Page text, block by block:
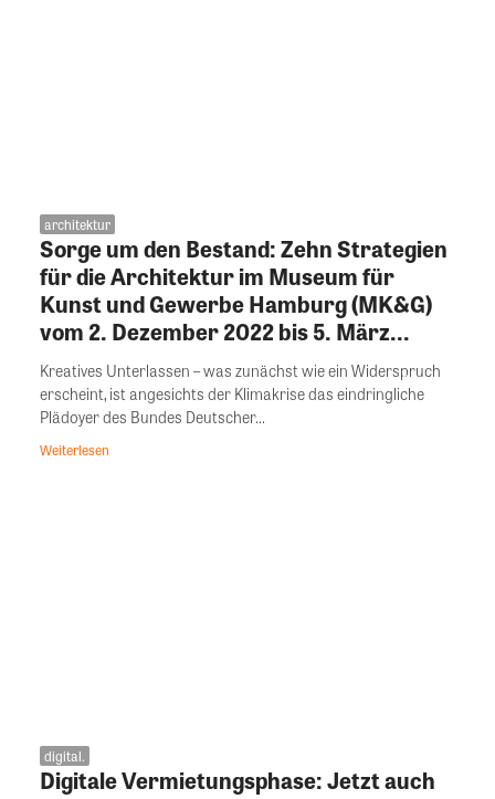
architektur
Sorge um den Bestand: Zehn Strategien
für die Architektur im Museum für
Kunst und Gewerbe Hamburg (MK&G)
vom 2. Dezember 2022 bis 5. März...
Kreatives Unterlassen – was zunächst wie ein Widerspruch
erscheint, ist angesichts der Klimakrise das eindringliche
Plädoyer des Bundes Deutscher...
Weiterlesen
digital.
Digitale Vermietungsphase: Jetzt auch